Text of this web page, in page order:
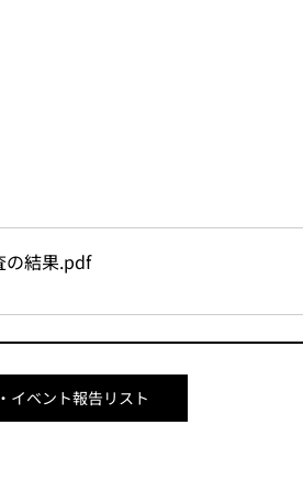
の結果.pdf
イベント報告リスト